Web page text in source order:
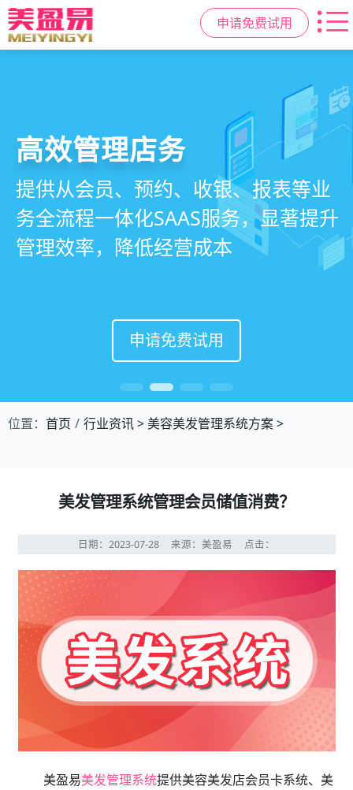
申请免费试用
美容美发管理系统
店务+拓客+020一体化，一站式解决
美发门店经营管理需求
申请免费试用
高效管理店务
提供从会员、预约、收银、报表等业
务全流程一体化SAAS服务，显著提升
管理效率，降低经营成本
申请免费试用
社交裂变拓客
基于拼团、砍价、分销、异业合作等
网红社交营销玩法，海量爆款方案一
键套用，快速引爆门店客流
申请免费试用
小程序商城
小程序链接商家、手艺人、客户，打
通线上线下，让口碑传播有抓手，赋
能社交裂变，盘活私域流量
申请免费试用
位置： 首页 行业资讯>美容美发管理系统方案>
美发管理系统管理会员储值消费？
日期：2023-07-28 来源：美盈易 点击：
美盈易美发管理系统提供美容美发店会员卡系统、美